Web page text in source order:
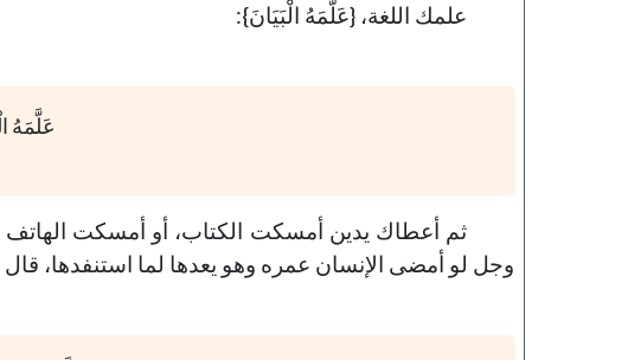
علمك اللغة، {عَلَّمَهُ الْبَيَانَ}:
عَلَّمَهُ
ثم أعطاك يدين أمسكت الكتاب، أو أمسكت الهاتف
وجل لو أمضى الإنسان عمره وهو يعدها لما استنفدها، قال